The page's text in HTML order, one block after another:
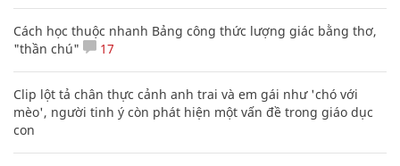
Cách học thuộc nhanh Bảng công thức lượng giác bằng thơ,
"thần chú"
17
Clip lột tả chân thực cảnh anh trai và em gái như 'chó với
mèo', người tinh ý còn phát hiện một vấn đề trong giáo dục
con